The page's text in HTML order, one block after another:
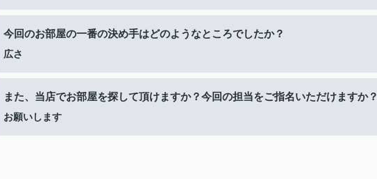
今回のお部屋の一番の決め手はどのようなところでしたか？
広さ
また、当店でお部屋を探して頂けますか？今回の担当をご指名いただけますか？
お願いします